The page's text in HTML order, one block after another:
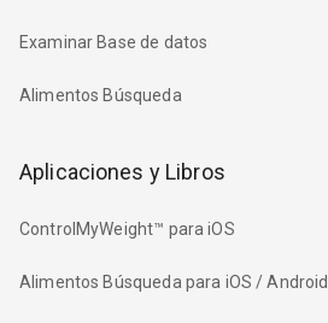
Examinar Base de datos
Alimentos Búsqueda
Aplicaciones y Libros
ControlMyWeight™ para iOS
Alimentos Búsqueda para iOS / Android